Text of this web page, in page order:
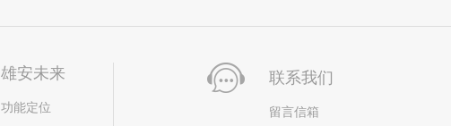
雄安未来
功能定位
联系我们
留言信箱